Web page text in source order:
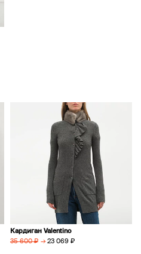
Кардиган Valentino
35 600 ₽ → 23 069 ₽